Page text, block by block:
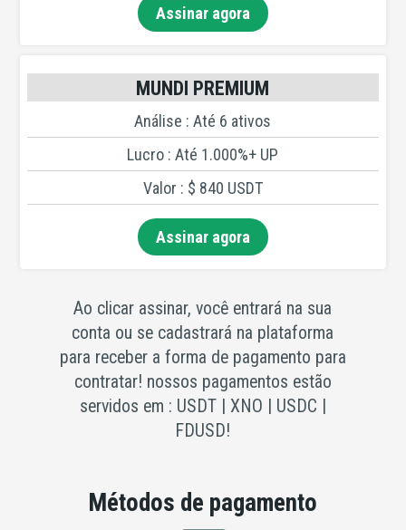
Assinar agora
MUNDI PREMIUM
Análise : Até 6 ativos
Lucro : Até 1.000%+ UP
Valor : $ 840 USDT
Assinar agora
Ao clicar assinar, você entrará na sua
conta ou se cadastrará na plataforma
para receber a forma de pagamento para
contratar! nossos pagamentos estão
servidos em : USDT | XNO | USDC |
FDUSD!
Métodos de pagamento